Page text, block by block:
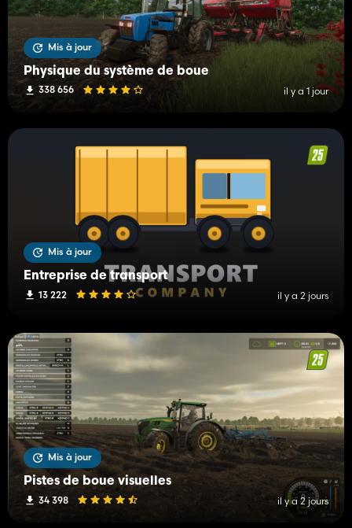
Mis à jour
Physique du système de boue
338 656 il y a 1 jour
Mis à jour
Entreprise de transport
13 222 il y a 2 jours
Mis à jour
Pistes de boue visuelles
34 398 il y a 2 jours